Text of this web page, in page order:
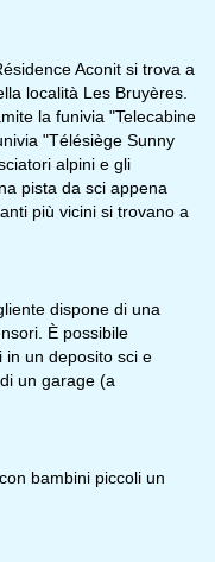
Aconit si trova a
località Les Bruyères.
la funivia "Telecabine
"Télésiège Sunny
alpini e gli
pista da sci appena
più vicini si trovano a
dispone di una
È possibile
in un deposito sci e
un garage (a
bambini piccoli un